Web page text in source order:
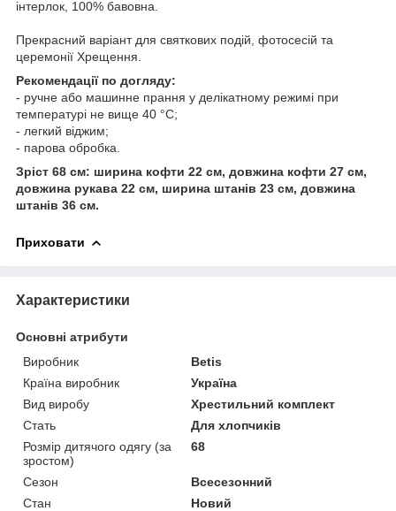
інтерлок, 100% бавовна.
Прекрасний варіант для святкових подій, фотосесій та
церемонії Хрещення.
Рекомендації по догляду:
- ручне або машинне прання у делікатному режимі при
температурі не вище 40 °С;
- легкий віджим;
- парова обробка.
Зріст 68 см: ширина кофти 22 см, довжина кофти 27 см,
довжина рукава 22 см, ширина штанів 23 см, довжина
штанів 36 см.
Приховати
Характеристики
Основні атрибути
Виробник
Betis
Країна виробник
Україна
Вид виробу
Хрестильний комплект
Стать
Для хлопчиків
Розмір дитячого одягу (за
зростом)
68
Сезон
Всесезонний
Стан
Новий